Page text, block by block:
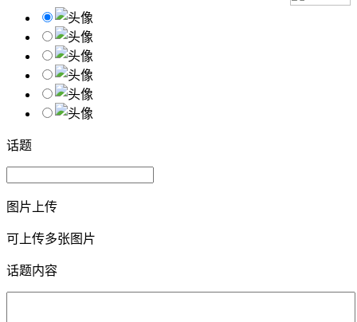
话题
图片上传
可上传多张图片
话题内容